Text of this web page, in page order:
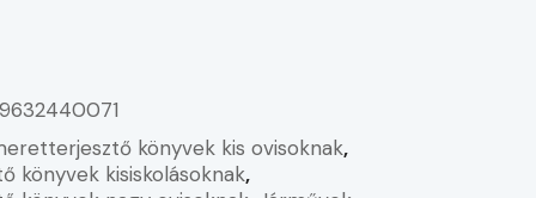
könyvek kis ovisoknak,
könyvek kisiskolásoknak,